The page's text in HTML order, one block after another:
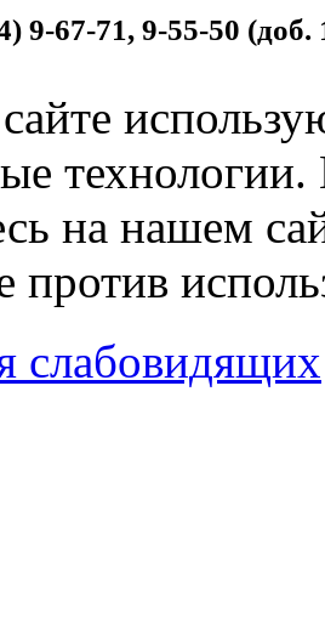
9-67-71, 9-55-50 (доб.
на нашем
против
слабовидящих